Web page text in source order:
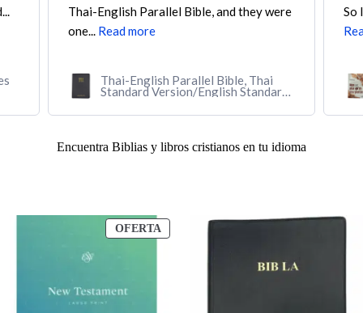
Thai-English Parallel Bible, and they were
one... Read more
Thai-English Parallel Bible, Thai
Standard Version/English Standard
So
Encuentra Biblias y libros cristianos en tu idioma
OFERTAPRODUCTO
EN